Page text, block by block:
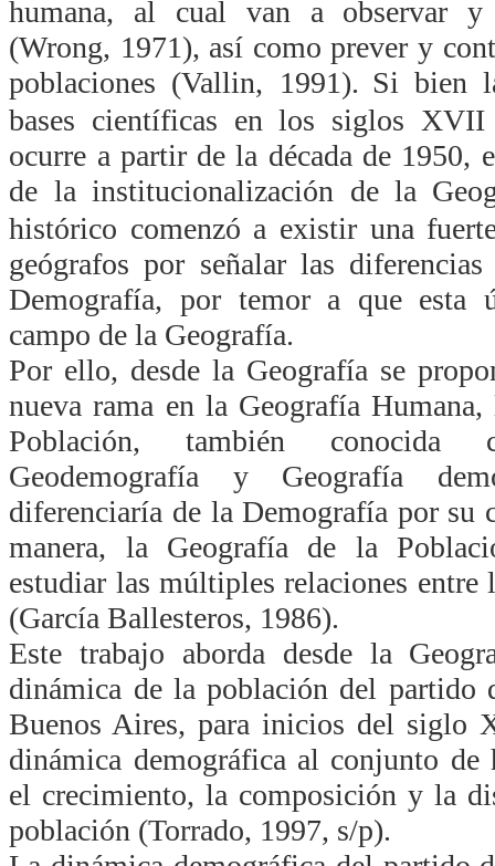
humana, al cual van a observar y
(Wrong, 1971), así como prever y
poblaciones (Vallin, 1991). Si bien
bases científicas en los siglos
ocurre a partir de la década de 1950,
de la institucionalización de la
histórico comenzó a existir una
geógrafos por señalar las
Demografía, por temor a que esta
campo de la Geografía.
Por ello, desde la Geografía se
nueva rama en la Geografía
Población, también conocida
Geodemografía y Geografía
diferenciaría de la Demografía por su
manera, la Geografía de la
estudiar las múltiples relaciones
(García Ballesteros, 1986).
Este trabajo aborda desde la
dinámica de la población del partido
Buenos Aires, para inicios del siglo
dinámica demográfica al conjunto de
el crecimiento, la composición y la
población (Torrado, 1997, s/p).